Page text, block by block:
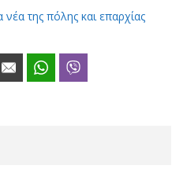
της πόλης και επαρχίας
Email WhatsApp